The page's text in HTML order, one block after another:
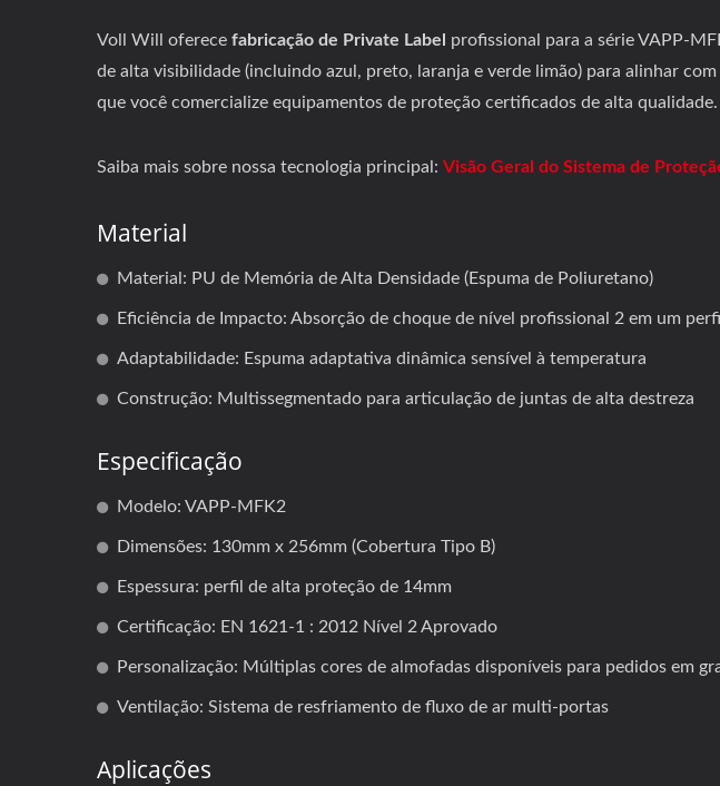
Voll Will oferece fabricação de Private Label
profissional para a série VAPP-
de alta visibilidade (incluindo azul, preto, laranja e verde limão) para alinhar
que você comercialize equipamentos de proteção certificados de alta qualidade.
Saiba mais sobre nossa tecnologia principal: Visão Geral do Sistema de
Material
Material: PU de Memória de Alta Densidade (Espuma de Poliuretano)
Eficiência de Impacto: Absorção de choque de nível profissional 2 em um
Adaptabilidade: Espuma adaptativa dinâmica sensível à temperatura
Construção: Multissegmentado para articulação de juntas de alta destreza
Especificação
Modelo: VAPP-MFK2
Dimensões: 130mm x 256mm (Cobertura Tipo B)
Espessura: perfil de alta proteção de 14mm
Certificação: EN 1621-1 : 2012 Nível 2 Aprovado
Personalização: Múltiplas cores de almofadas disponíveis para pedidos em
Ventilação: Sistema de resfriamento de fluxo de ar multi-portas
Aplicações